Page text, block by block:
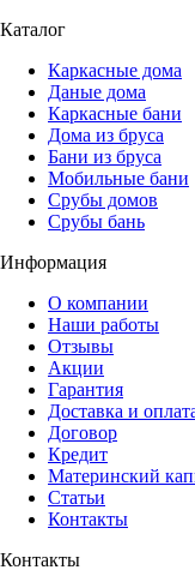
Каталог
Каркасные дома
Даные дома
Каркасные бани
Дома из бруса
Бани из бруса
Мобильные бани
Срубы домов
Срубы бань
Информация
О компании
Наши работы
Отзывы
Акции
Гарантия
Доставка и
Договор
Кредит
Материнский
Статьи
Контакты
Контакты